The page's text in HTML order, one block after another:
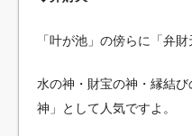
「叶が池」の傍らに「弁
水の神・財宝の神・縁結
神」として人気ですよ。